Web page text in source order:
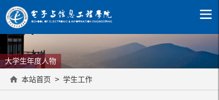
大学生年度人物
本站首页 > 学生工作